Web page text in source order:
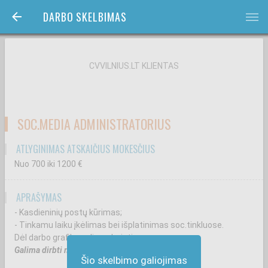
DARBO SKELBIMAS bars
Šio skelbimo galiojimas
CVVILNIUS.LT KLIENTAS
SOC.MEDIA ADMINISTRATORIUS
ATLYGINIMAS ATSKAIČIUS MOKESČIUS
Nuo 700 iki 1200 €
APRAŠYMAS
- Kasdieninių postų kūrimas;
- Tinkamu laiku įkėlimas bei išplatinimas soc.tinkluose.
Dėl darbo grafiko galime derintis.
Galima dirbti nuotoliu.